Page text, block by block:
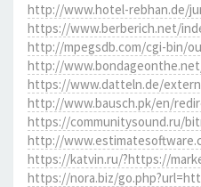
http://www.hotel-rebhan.de/
https://www.berberich.net/
http://mpegsdb.com/cgi-bin/
http://
https://www.datteln.de/
http://www.bausch.pk/en/
https://communitysound.ru/
http://
https://katvin.ru/?https://
https://nora.biz/